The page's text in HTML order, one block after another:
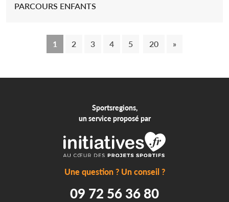
PARCOURS ENFANTS
1 2 3 4 5 20 »
Sportsregions,
un service proposé par
Une question ? Un conseil ?
09 72 56 36 80